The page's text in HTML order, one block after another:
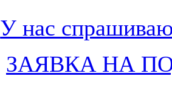
У нас
ЗАЯВКА НА